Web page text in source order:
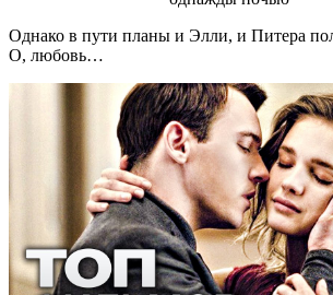
Однако в пути планы и Элли, и Питера
О, любовь…